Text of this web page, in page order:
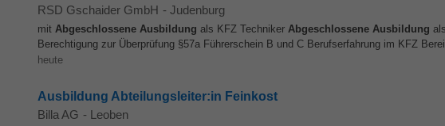
RSD Gschaider GmbH - Judenburg
mit Abgeschlossene Ausbildung als KFZ Techniker Abgeschlossene Ausbildung
Berechtigung zur Überprüfung §57a Führerschein B und C Berufserfahrung im KFZ
heute
Ausbildung Abteilungsleiter:in Feinkost
Billa AG - Leoben